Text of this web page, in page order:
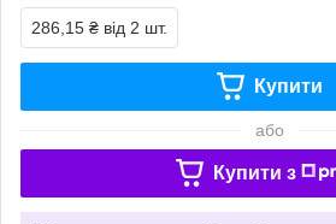
286,15 ₴ від 2 шт.
Купити
або
Купити з